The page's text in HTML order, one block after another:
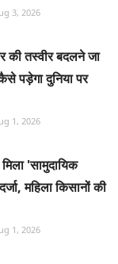
3, 2026
की तस्वीर बदलने जा
पड़ेगा दुनिया पर
1, 2026
मिला 'सामुदायिक
महिला किसानों की
1, 2026